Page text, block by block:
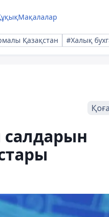
Мақалалар
Қазақстан #Халық